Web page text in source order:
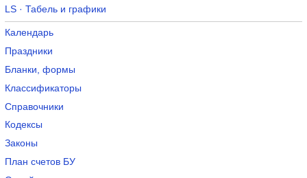
LS · Табель и графики
Календарь
Праздники
Бланки, формы
Классификаторы
Справочники
Кодексы
Законы
План счетов БУ